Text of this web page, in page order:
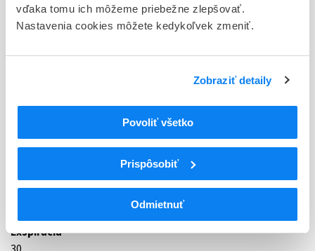
vďaka tomu ich môžeme priebežne zlepšovať.
Nastavenia cookies môžete kedykoľvek zmeniť.
Zobraziť detaily
Povoliť všetko
Prispôsobiť
Odmietnuť
ratiopharm GmbH, Nemecko
59 - IMMUNOPRAEPARATA
Cytostatiká a imunomodulátory
Imunomodulátory/-stimulanciá (zmena WHO)
L03A
L03AA
Faktory stimulujúce kolónie
Filgrastim
Exspirácia
30